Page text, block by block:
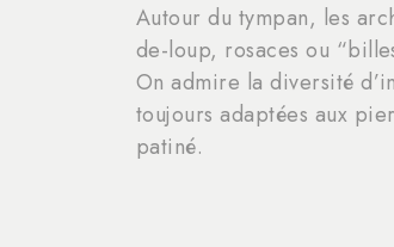
Autour du tympan, les
de-loup, rosaces ou
On admire la diversité
toujours adaptées aux
patiné.